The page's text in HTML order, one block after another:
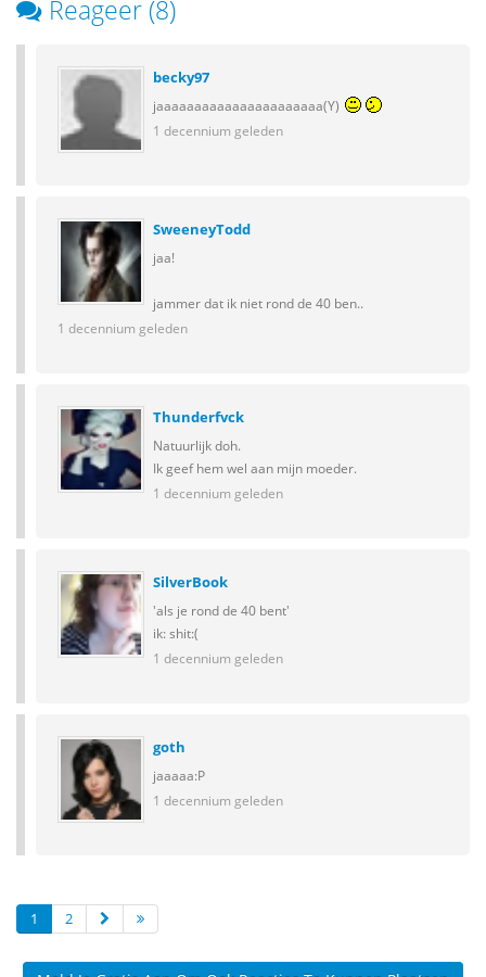
Reageer (8)
becky97
jaaaaaaaaaaaaaaaaaaaaaa(Y)
1 decennium geleden
SweeneyTodd
jaa!
jammer dat ik niet rond de 40 ben..
1 decennium geleden
Thunderfvck
Natuurlijk doh.
Ik geef hem wel aan mijn moeder.
1 decennium geleden
SilverBook
'als je rond de 40 bent'
ik: shit:(
1 decennium geleden
goth
jaaaaa:P
1 decennium geleden
1 2